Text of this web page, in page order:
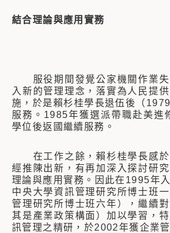
結合理論與應用實務
服役期間發覺公家機關作業失
入新的管理理念，落實為人民提
施，於是賴杉桂學長退伍後（
服務。1985年獲選派帶職赴美進
學位後返國繼續服務。
在工作之餘，賴杉桂學長感於
經推陳出新，有再加深入探討研
理論與應用實務。因此在1995年
中央大學資訊管理研究所博士班
管理研究所博士班六年），繼續
其是產業政策構面）加以學習，
訊管理之精研，於2002年獲企業